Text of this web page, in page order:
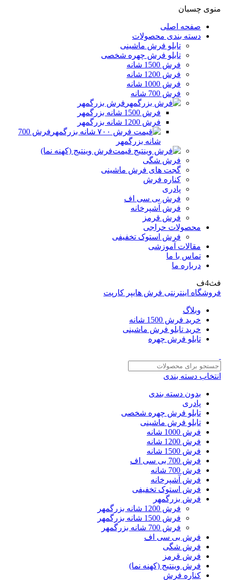
منوی چسبان
صفحه اصلی
دسته بندی محصولات
تابلو فرش ماشینی
تابلو فرش چهره شخصی
فرش 1500 شانه
فرش 1200 شانه
فرش 1000 شانه
فرش 700 شانه
فرش بزرگمهر
فرش 1500 شانه بزرگمهر
فرش 1200 شانه بزرگمهر
فرش 700
شانه بزرگمهر
فرش وینتیج (کهنه نما)
فرش شگی
گجت های فرش ماشینی
کناره فرش
پادری
فرش بی سی اف
فرش آشپرخانه
فرش قرمز
محصولات حراجی
فرش استوک تخفیفی
مقالات آموزشی
تماس با ما
درباره ما
فث4ف
فروشگاه اینترنتی فرش هایپر کارپت
وبلاگ
خرید فرش 1500 شانه
خرید تابلو فرش ماشینی
تابلو فرش چهره
انتخاب دسته بندی
بدون دسته بندی
پادری
تابلو فرش چهره شخصی
تابلو فرش ماشینی
فرش 1000 شانه
فرش 1200 شانه
فرش 1500 شانه
فرش 700 بی سی اف
فرش 700 شانه
فرش آشپرخانه
فرش استوک تخفیفی
فرش بزرگمهر
فرش 1200 شانه بزرگمهر
فرش 1500 شانه بزرگمهر
فرش 700 شانه بزرگمهر
فرش بی سی اف
فرش شگی
فرش قرمز
فرش وینتیج (کهنه نما)
کناره فرش